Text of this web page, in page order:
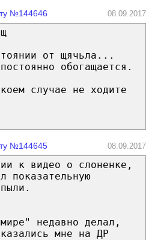
№144646 08.09.2017
от щячьла...
обогащается.
случае не ходите
№144645 08.09.2017
к видео о слоненке,
показательную
недавно делал,
мне на ДР